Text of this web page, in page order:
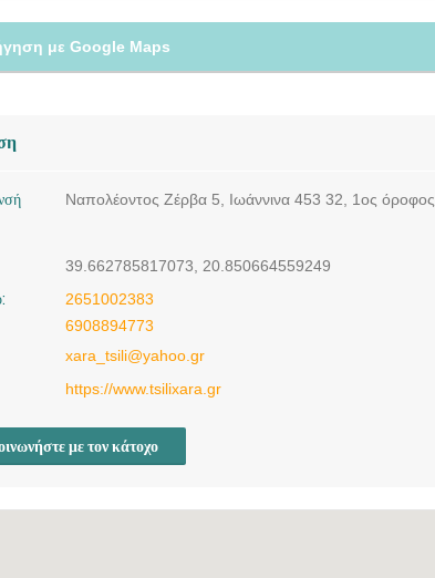
με Google Maps
Ναπολέοντος Zέρβα 5, Ιωάννινα 453 32, 1ος όροφος
39.662785817073, 20.850664559249
2651002383
6908894773
xara_tsili@yahoo.gr
https://www.tsilixara.gr
με τον κάτοχο